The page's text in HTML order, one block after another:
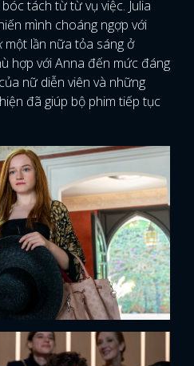
tách từ từ vụ việc. Julia
mình choáng ngợp với
một lần nữa tỏa sáng ở
hợp với Anna đến mức đáng
nữ diễn viên và những
đã giúp bộ phim tiếp tục